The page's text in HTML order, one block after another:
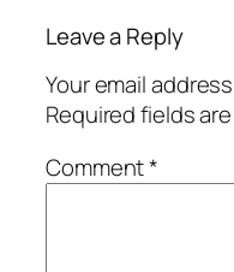
Leave a Reply
Your email
Required fields
Comment*